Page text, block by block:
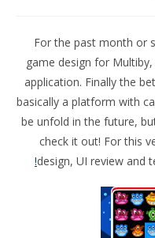
For the past month or
game design for
application. Finally the
basically a platform with
be unfold in the future,
check it out! For this
design, UI review and